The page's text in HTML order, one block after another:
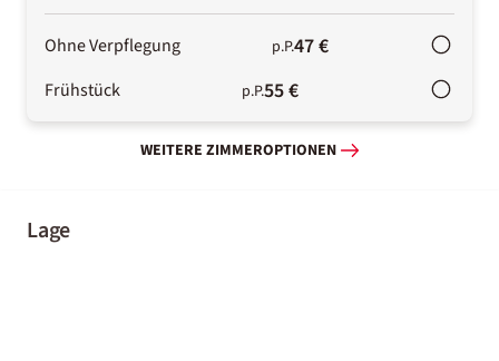
Ohne Verpflegung p.P.47 €
Frühstück p.P.55 €
WEITERE ZIMMEROPTIONEN
Lage